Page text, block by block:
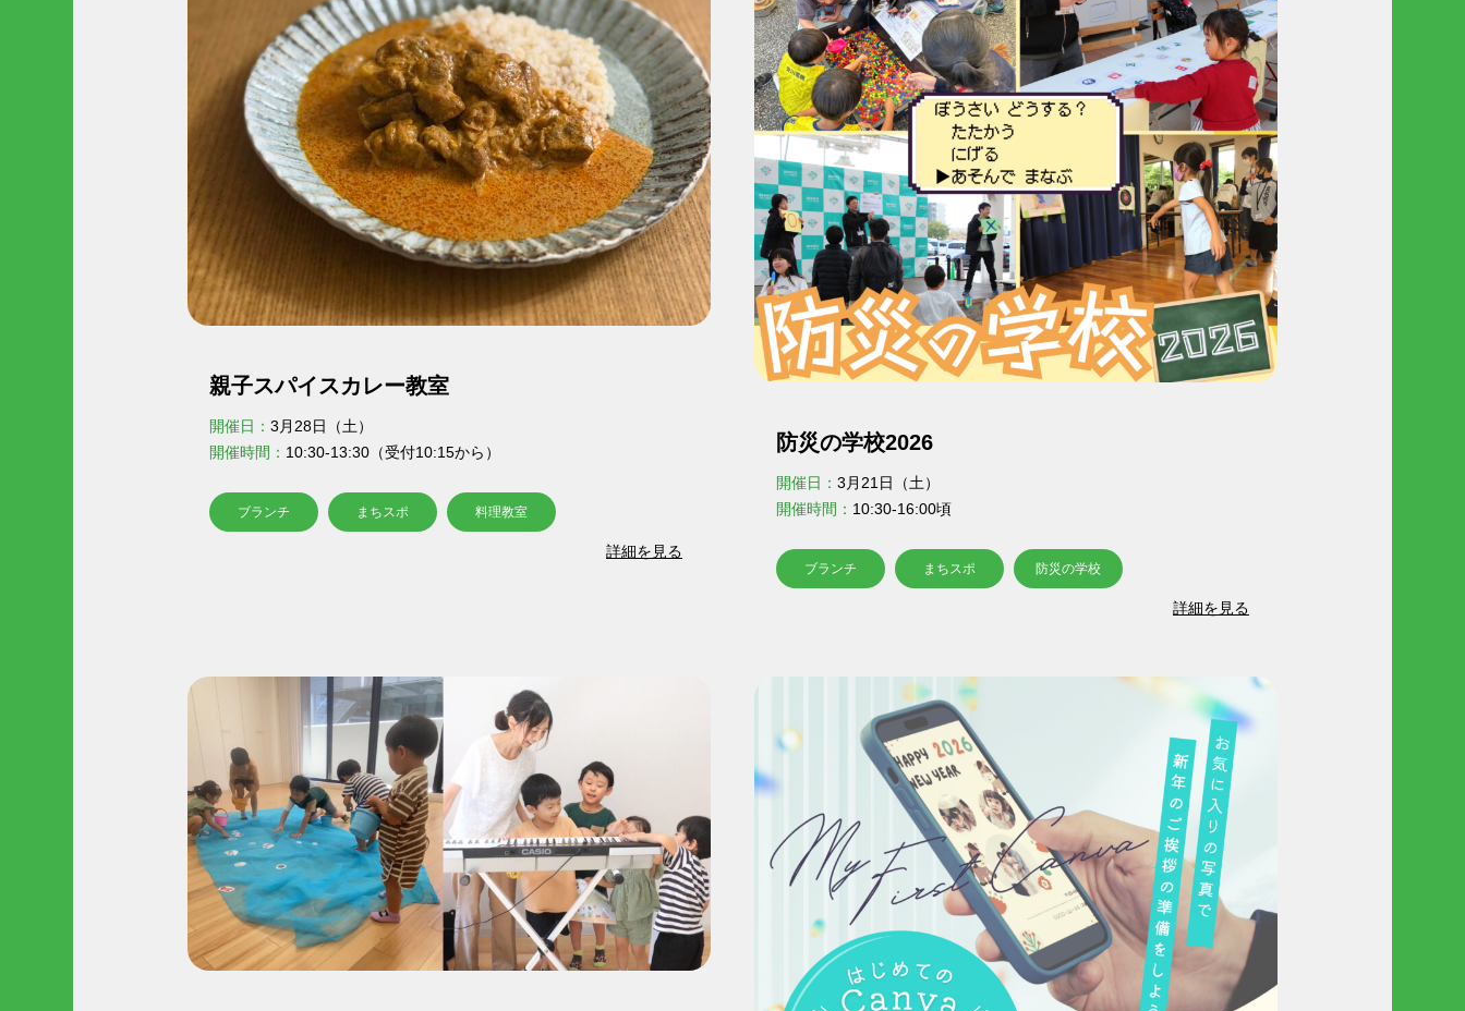
親子スパイスカレー教室
開催日： 3月28日（土）
開催時間： 10:30-13:30（受付10:15から）
ブランチ まちスポ 料理教室
詳細を見る
防災の学校2026
開催日： 3月21日（土）
開催時間： 10:30-16:00頃
ブランチ まちスポ 防災の学校
詳細を見る